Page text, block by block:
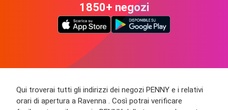
1850+ negozi
Qui troverai tutti gli indirizzi dei negozi PENNY e i relativi
orari di apertura a Ravenna . Così potrai verificare